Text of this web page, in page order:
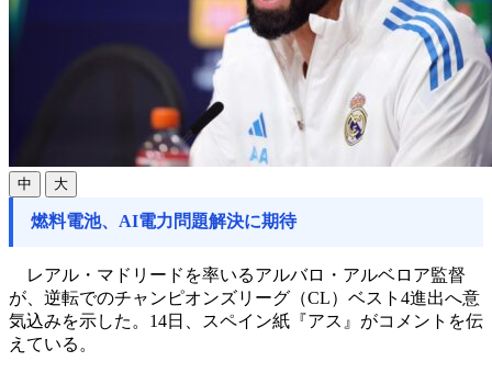
中 大
燃料電池、AI電力問題解決に期待
レアル・マドリードを率いるアルバロ・アルベロア監督
が、逆転でのチャンピオンズリーグ（CL）ベスト4進出へ意
気込みを示した。14日、スペイン紙『アス』がコメントを伝
えている。